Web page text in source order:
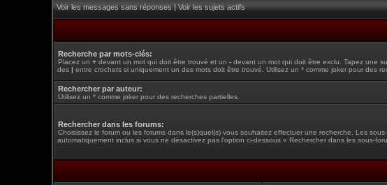
Voir les messages sans réponses|Voir les sujets actifs
Recherche par mots-clés:
Placez un + devant un mot qui doit être trouvé et un - devant un mot qui doit être exclu. Tapez une
des | entre crochets si uniquement un des mots doit être trouvé. Utilisez un * comme joker pour des
Rechercher par auteur:
Utilisez un * comme joker pour des recherches partielles.
Rechercher dans les forums:
Choisissez le forum ou les forums dans le(s)quel(s) vous souhaitez effectuer une recherche. Les
automatiquement inclus si vous ne désactivez pas l’option ci-dessous « Rechercher dans les sous-